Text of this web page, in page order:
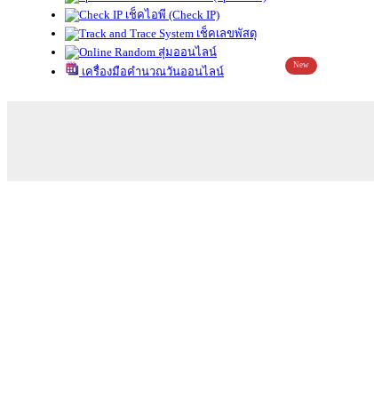
เช็คไอพี (Check IP)
เช็คเลขพัสดุ
สุ่มออนไลน์
เครื่องมือคำนวณวันออนไลน์
New